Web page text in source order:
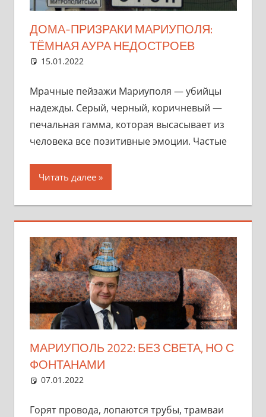
ДОМА-ПРИЗРАКИ МАРИУПОЛЯ:
ТЁМНАЯ АУРА НЕДОСТРОЕВ
15.01.2022
Мрачные пейзажи Мариуполя — убийцы
надежды. Серый, черный, коричневый —
печальная гамма, которая высасывает из
человека все позитивные эмоции. Частые
Читать далее
МАРИУПОЛЬ 2022: БЕЗ СВЕТА, НО С
ФОНТАНАМИ
07.01.2022
Горят провода, лопаются трубы, трамваи